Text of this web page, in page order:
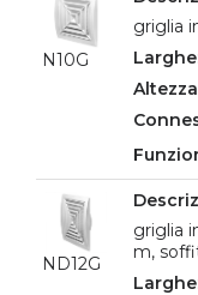
N10G
griglia
ND12G
griglia
m,